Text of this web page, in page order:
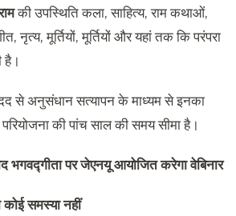
की उपस्थिति कला, साहित्य, राम कथाओं,
नृत्य, मूर्तियों, मूर्तियों और यहां तक कि परंपरा
है।
से अनुसंधान सत्यापन के माध्यम से इनका
की पांच साल की समय सीमा है।
भगवद्गीता पर जेएनयू आयोजित करेगा वेबिनार
समस्या नहीं